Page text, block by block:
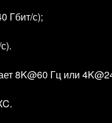
Гбит/с);
8K@60 Гц или